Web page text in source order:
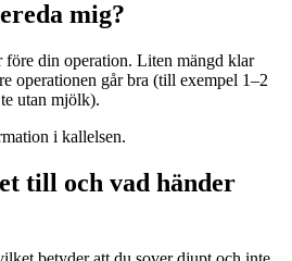
mig?
din operation. Liten mängd klar
operationen går bra (till exempel 1–2
utan mjölk).
i kallelsen.
till och vad händer